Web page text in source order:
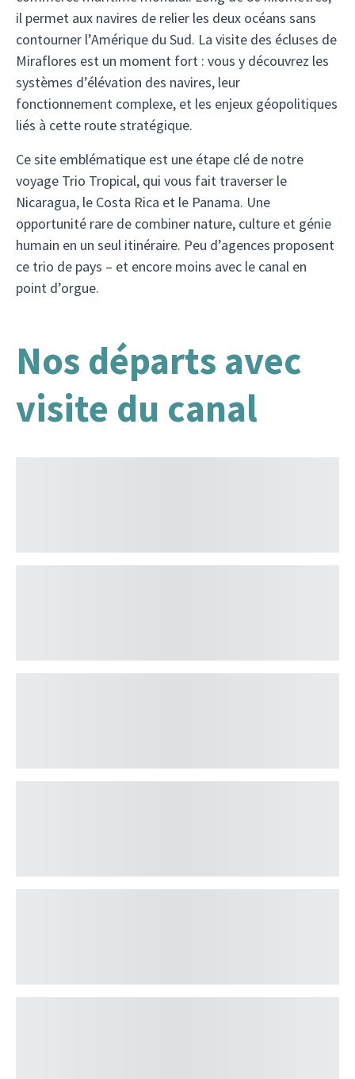
il permet aux navires de relier les deux océans sans
contourner l’Amérique du Sud. La visite des écluses de
Miraflores est un moment fort : vous y découvrez les
systèmes d’élévation des navires, leur
fonctionnement complexe, et les enjeux géopolitiques
liés à cette route stratégique.
Ce site emblématique est une étape clé de notre
voyage Trio Tropical, qui vous fait traverser le
Nicaragua, le Costa Rica et le Panama. Une
opportunité rare de combiner nature, culture et génie
humain en un seul itinéraire. Peu d’agences proposent
ce trio de pays – et encore moins avec le canal en
point d’orgue.
Nos départs avec
visite du canal